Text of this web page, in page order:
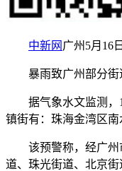
中新网 广州5月16
暴雨致广州部分
据气象水文监测，15
镇街有：珠海金湾区南
该预警称，经广州市
道、珠光街道、北京